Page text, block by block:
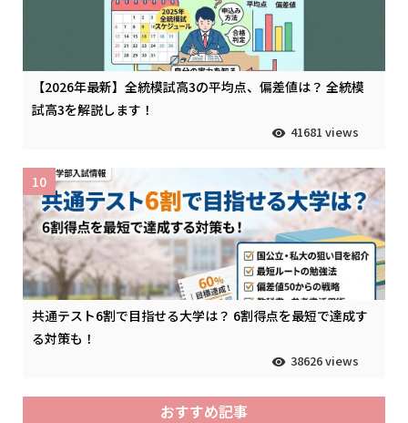
【2026年最新】全統模試高3の平均点、偏差値は？ 全統模
試高3を解説します！
41681 views
共通テスト6割で目指せる大学は？ 6割得点を最短で達成す
る対策も！
38626 views
10
おすすめ記事